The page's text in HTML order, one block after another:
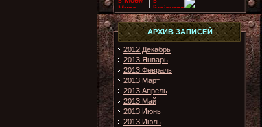
АРХИВ ЗАПИСЕЙ
2012 Декабрь
2013 Январь
2013 Февраль
2013 Март
2013 Апрель
2013 Май
2013 Июнь
2013 Июль